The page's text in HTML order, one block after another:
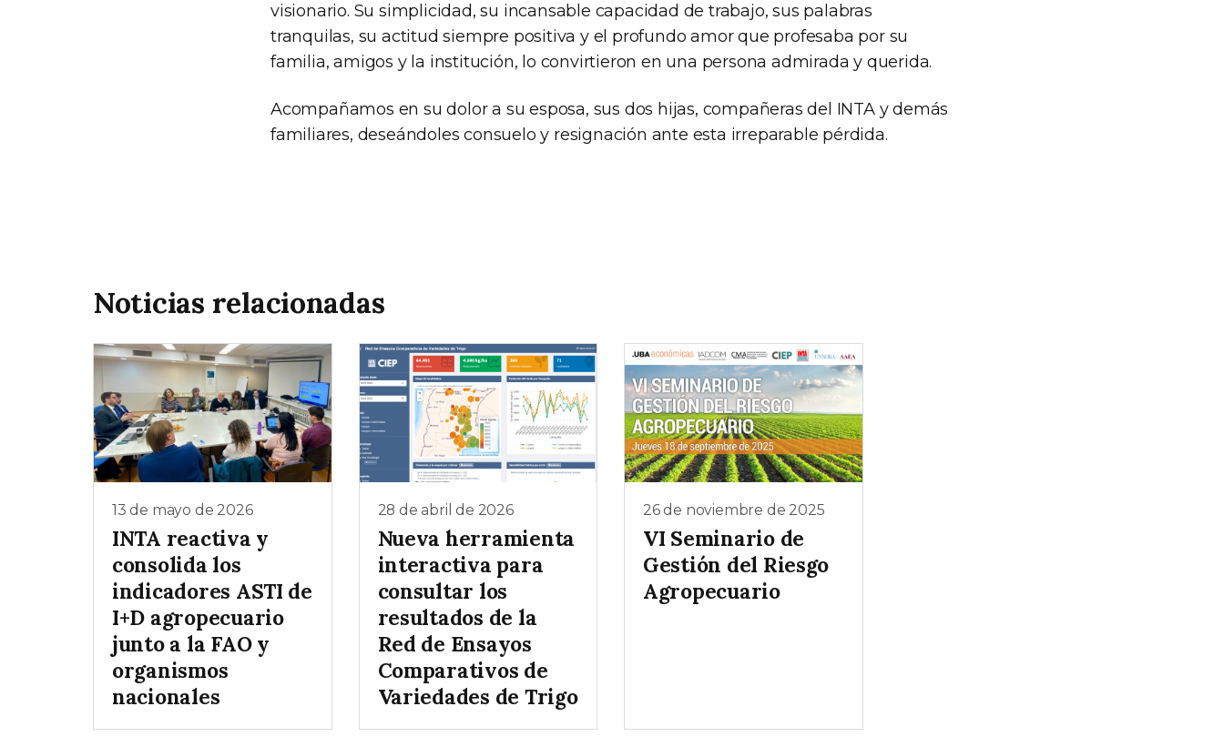
visionario. Su simplicidad, su incansable capacidad de trabajo, sus palabras
tranquilas, su actitud siempre positiva y el profundo amor que profesaba por su
familia, amigos y la institución, lo convirtieron en una persona admirada y querida.
Acompañamos en su dolor a su esposa, sus dos hijas, compañeras del INTA y demás
familiares, deseándoles consuelo y resignación ante esta irreparable pérdida.
Noticias relacionadas
13 de mayo de 2026
INTA reactiva y
consolida los
indicadores ASTI de
I+D agropecuario
junto a la FAO y
organismos
nacionales
28 de abril de 2026
Nueva herramienta
interactiva para
consultar los
resultados de la
Red de Ensayos
Comparativos de
Variedades de Trigo
26 de noviembre de 2025
VI Seminario de
Gestión del Riesgo
Agropecuario